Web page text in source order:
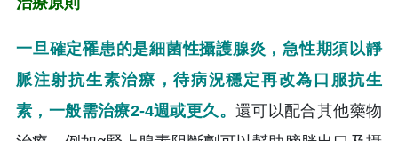
一旦確定罹患的是細菌性攝護腺炎，急性期須以靜
脈注射抗生素治療，待病況穩定再改為口服抗生
素，一般需治療2-4週或更久。 還可以配合其他藥物